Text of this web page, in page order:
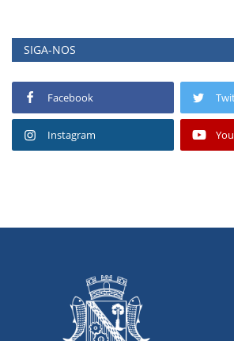
SIGA-NOS
Facebook
Instagram